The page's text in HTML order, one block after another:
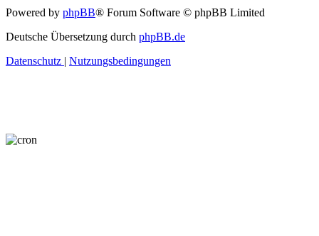
Powered by phpBB® Forum Software © phpBB Limited
Deutsche Übersetzung durch phpBB.de
Datenschutz | Nutzungsbedingungen